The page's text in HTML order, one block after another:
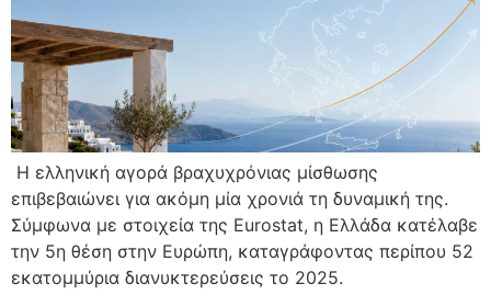
Η ελληνική αγορά βραχυχρόνιας μίσθωσης
επιβεβαιώνει για ακόμη μία χρονιά τη δυναμική της.
Σύμφωνα με στοιχεία της Eurostat, η Ελλάδα κατέλαβε
την 5η θέση στην Ευρώπη, καταγράφοντας περίπου 52
εκατομμύρια διανυκτερεύσεις το 2025.